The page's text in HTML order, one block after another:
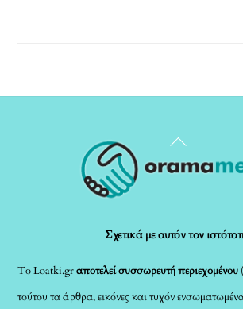
Back
To
Σχετικά με αυτόν τον
Το Loatki.grαποτελεί συσσωρευτή περιεχομένου
τούτου τα άρθρα, εικόνες και τυχόν